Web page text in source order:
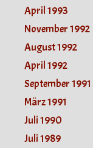
April 1993
November 1992
August 1992
April 1992
September 1991
März 1991
Juli 1990
Juli 1989